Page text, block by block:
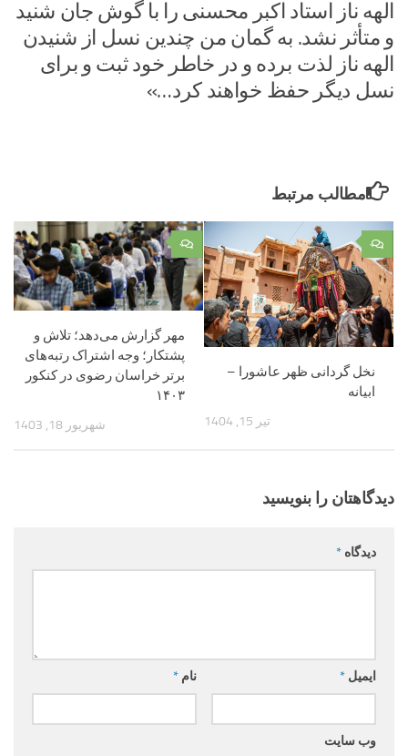
الهه ناز استاد اکبر محسنی را با گوش جان شنید
و متأثر نشد. به گمان من چندین نسل از شنیدن
الهه ناز لذت برده و در خاطر خود ثبت و برای
نسل دیگر حفظ خواهند کرد…»
مطالب مرتبط
۰
مهر گزارش می‌دهد؛ تلاش و
پشتکار؛ وجه اشتراک رتبه‌های
برتر خراسان رضوی در کنکور
۱۴۰۳
شهریور 18, 1403
۰
نخل گردانی ظهر عاشورا –
ابیانه
تیر 15, 1404
دیدگاهتان را بنویسید
دیدگاه *
نام * ایمیل *
وب‌ سایت